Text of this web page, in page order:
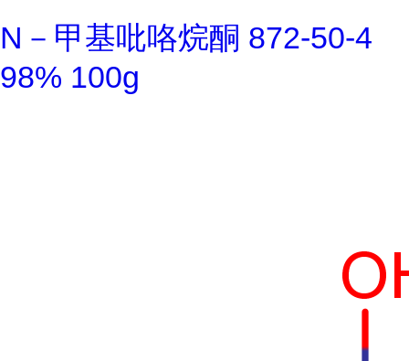
N－甲基吡咯烷酮 872-50-4
98% 100g